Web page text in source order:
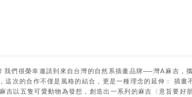
我們很榮幸邀請到來自台灣的自然系插畫品牌──灣A麻吉，
次的合作不僅是風格的結合，更是一種理念的延伸： 插畫
吉以五隻可愛動物為發想，創造出一系列的麻吉〈意旨要好